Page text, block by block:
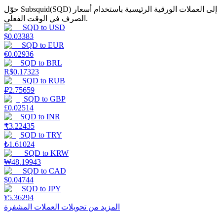
التوقيع المساحي
عوائد عالية والوصول الفوري
حوّل Subsquid(SQD) إلى العملات الورقية الرئيسية باستخدام أسعار
الصرف في الوقت الفعلي.
SQD to USD
$0.03383
SQD to EUR
€0.02936
SQD to BRL
R$0.17323
SQD to RUB
₽2.75659
SQD to GBP
£0.02514
SQD to INR
₹3.22435
SQD to TRY
₺1.61024
SQD to KRW
₩48.19943
SQD to CAD
$0.04744
SQD to JPY
¥5.36294
المزيد من تحويلات العملات المشفرة